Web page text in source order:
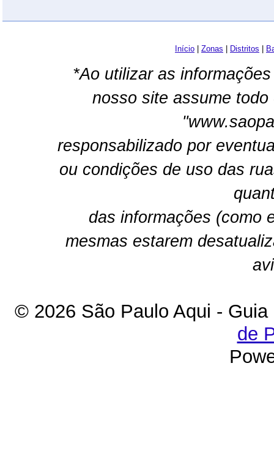
Início Zonas Distritos
*Ao utilizar as
nosso site assume
responsabilizado por
ou condições de uso das
das informações (como
mesmas estarem
© 2026 São Paulo Aqui -
de